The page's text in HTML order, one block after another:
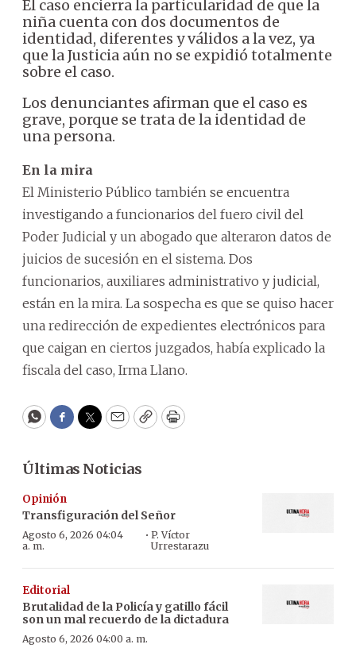
El caso encierra la particularidad de que la
niña cuenta con dos documentos de
identidad, diferentes y válidos a la vez, ya
que la Justicia aún no se expidió totalmente
sobre el caso.
Los denunciantes afirman que el caso es
grave, porque se trata de la identidad de
una persona.
En la mira
El Ministerio Público también se encuentra
investigando a funcionarios del fuero civil del
Poder Judicial y un abogado que alteraron datos de
juicios de sucesión en el sistema. Dos
funcionarios, auxiliares administrativo y judicial,
están en la mira. La sospecha es que se quiso hacer
una redirección de expedientes electrónicos para
que caigan en ciertos juzgados, había explicado la
fiscala del caso, Irma Llano.
WhatsApp
Facebook
Twitter
EmailCopyPrint
Últimas Noticias
Opinión
Transfiguración del Señor
Agosto 6, 2026 04:04
a. m.
· P. Víctor
Urrestarazu
Editorial
Brutalidad de la Policía y gatillo fácil
son un mal recuerdo de la dictadura
Agosto 6, 2026 04:00 a. m.